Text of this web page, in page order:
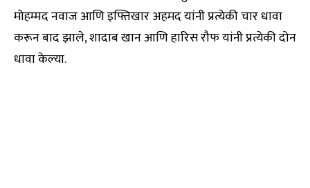
मोहम्मद नवाज आणि इफ्तिखार अहमद यांनी प्रत्येकी चार धावा
करून बाद झाले, शादाब खान आणि हारिस रौफ यांनी प्रत्येकी दोन
धावा केल्या.